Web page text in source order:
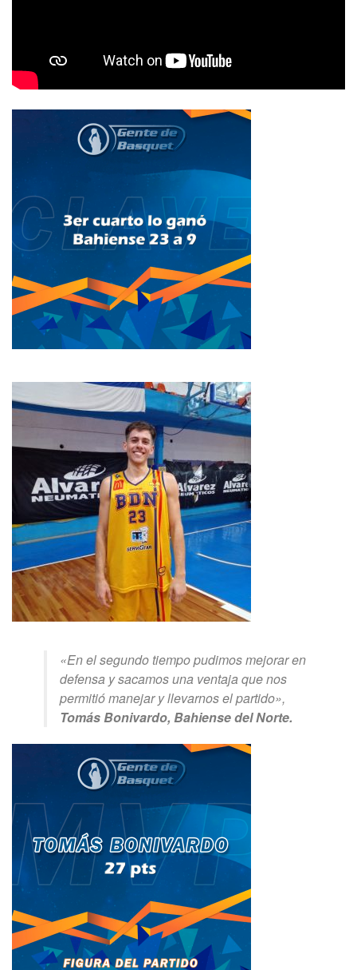
«En el segundo tiempo pudimos mejorar en
defensa y sacamos una ventaja que nos
permitió manejar y llevarnos el partido»,
Tomás Bonivardo, Bahiense del Norte.